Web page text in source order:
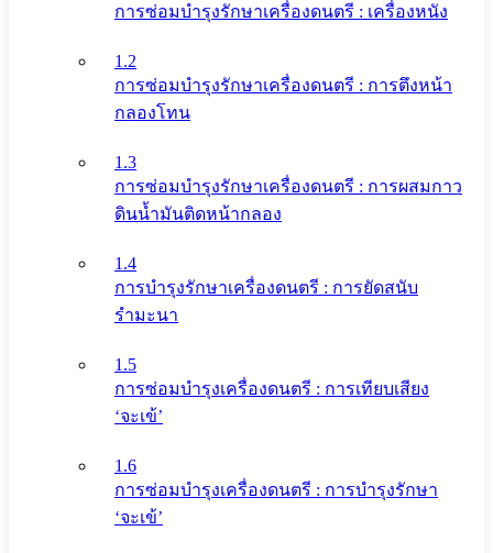
การซ่อมบำรุงรักษาเครื่องดนตรี : เครื่องหนัง
1.2
การซ่อมบำรุงรักษาเครื่องดนตรี : การตึงหน้า
กลองโทน
1.3
การซ่อมบำรุงรักษาเครื่องดนตรี : การผสมกาว
ดินน้ำมันติดหน้ากลอง
1.4
การบำรุงรักษาเครื่องดนตรี : การยัดสนับ
รำมะนา
1.5
การซ่อมบำรุงเครื่องดนตรี : การเทียบเสียง
‘จะเข้’
1.6
การซ่อมบำรุงเครื่องดนตรี : การบำรุงรักษา
‘จะเข้’